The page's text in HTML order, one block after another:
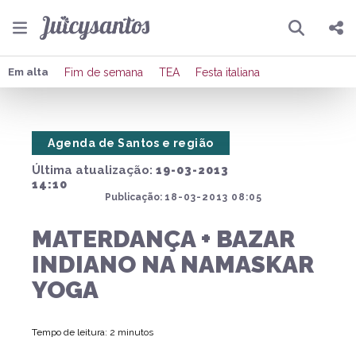
Pesquisar
Compartilhar
Em alta Fim de semana TEA Festa italiana
Última atualização: 19-03-2013
14:10
Publicação: 18-03-2013 08:05
Agenda de Santos e região
MATERDANÇA + BAZAR
INDIANO NA NAMASKAR
YOGA
Tempo de leitura: 2 minutos